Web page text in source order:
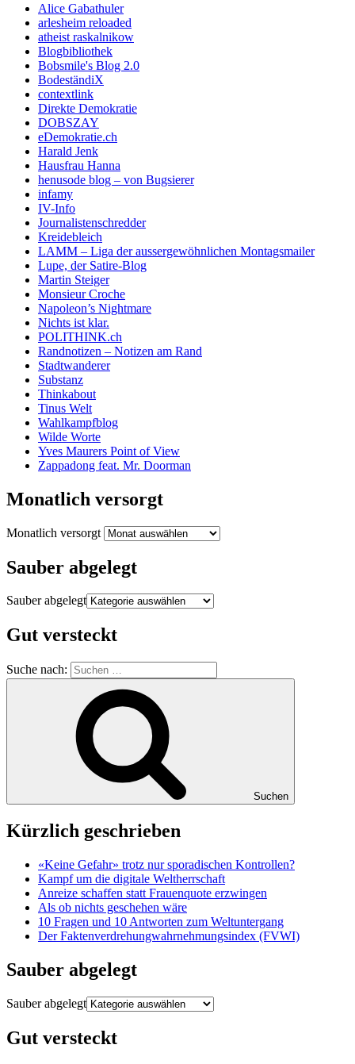
Alice Gabathuler
arlesheim reloaded
atheist raskalnikow
Blogbibliothek
Bobsmile's Blog 2.0
BodeständiX
contextlink
Direkte Demokratie
DOBSZAY
eDemokratie.ch
Harald Jenk
Hausfrau Hanna
henusode blog – von Bugsierer
infamy
IV-Info
Journalistenschredder
Kreidebleich
LAMM – Liga der aussergewöhnlichen Montagsmailer
Lupe, der Satire-Blog
Martin Steiger
Monsieur Croche
Napoleon’s Nightmare
Nichts ist klar.
POLITHINK.ch
Randnotizen – Notizen am Rand
Stadtwanderer
Substanz
Thinkabout
Tinus Welt
Wahlkampfblog
Wilde Worte
Yves Maurers Point of View
Zappadong feat. Mr. Doorman
Monatlich versorgt
Monatlich versorgt
Sauber abgelegt
Sauber abgelegt
Gut versteckt
Suche nach:
Suchen
Kürzlich geschrieben
«Keine Gefahr» trotz nur sporadischen Kontrollen?
Kampf um die digitale Weltherrschaft
Anreize schaffen statt Frauenquote erzwingen
Als ob nichts geschehen wäre
10 Fragen und 10 Antworten zum Weltuntergang
Der Faktenverdrehungwahrnehmungsindex (FVWI)
Sauber abgelegt
Sauber abgelegt
Gut versteckt